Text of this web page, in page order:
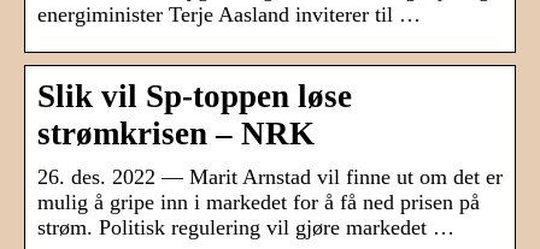
energiminister Terje Aasland inviterer til …
Slik vil Sp-toppen løse
strømkrisen – NRK
26. des. 2022 — Marit Arnstad vil finne ut om det er
mulig å gripe inn i markedet for å få ned prisen på
strøm. Politisk regulering vil gjøre markedet …